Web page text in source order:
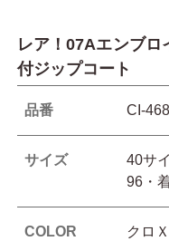
レア！07Aエンブロ
付ジップコート
品番 CI-
サイズ
40サ
96・
COLOR クロ